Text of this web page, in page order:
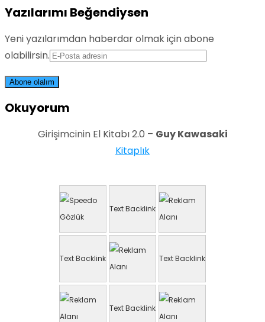
Yazılarımı Beğendiysen
Yeni yazılarımdan haberdar olmak için abone
olabilirsin.
Okuyorum
Girişimcinin El Kitabı 2.0 – Guy Kawasaki
Kitaplık
Text Backlink
Text Backlink Text Backlink
Text Backlink